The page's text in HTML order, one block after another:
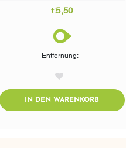
€5,50
Entfernung: -
IN DEN WARENKORB